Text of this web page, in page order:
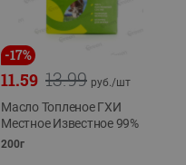
-17%
13.99
11.59 руб./шт
Масло Топленое ГХИ
Местное Известное 99%
200г